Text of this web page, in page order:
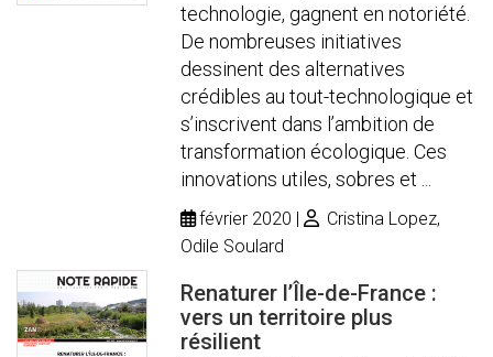
technologie, gagnent en notoriété.
De nombreuses initiatives
dessinent des alternatives
crédibles au tout-technologique et
s’inscrivent dans l’ambition de
transformation écologique. Ces
innovations utiles, sobres et ...
février 2020
Cristina Lopez,
Odile Soulard
Renaturer l’Île-de-France :
vers un territoire plus
résilient